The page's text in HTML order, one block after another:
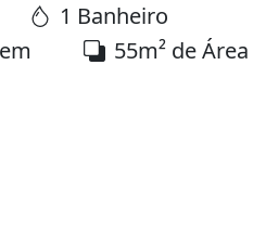
1 Banheiro
55m² de Área